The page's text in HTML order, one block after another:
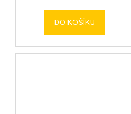
DO KOŠÍKU